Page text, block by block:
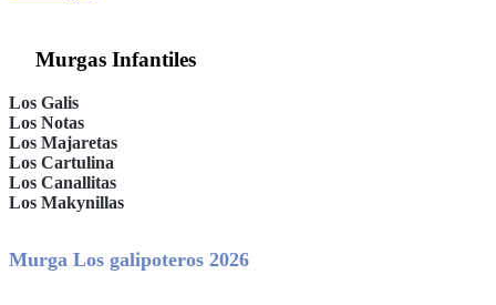
Murgas Infantiles
Los Galis
Los Notas
Los Majaretas
Los Cartulina
Los Canallitas
Los Makynillas
Murga Los galipoteros 2026